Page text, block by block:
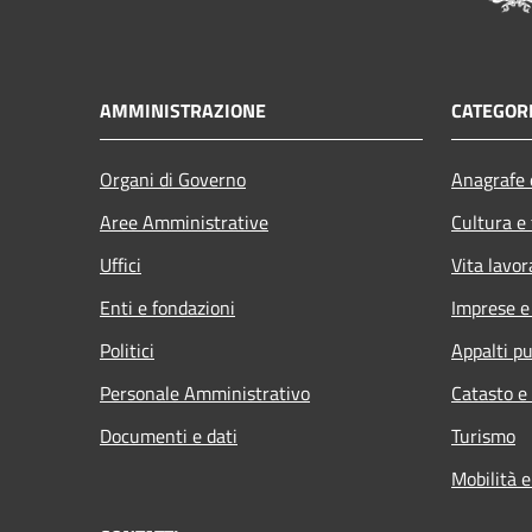
AMMINISTRAZIONE
Organi di Governo
Aree Amministrative
Uffici
Enti e fondazioni
Politici
Personale Amministrativo
Documenti e dati
Cultura
Vita
Imprese
Appalti
Catasto
Turismo
Mobilità